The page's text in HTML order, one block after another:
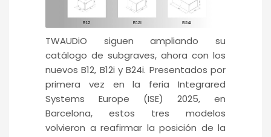
TWAUDiO siguen ampliando su
catálogo de subgraves, ahora con los
nuevos B12, B12i y B24i. Presentados por
primera vez en la feria Integrared
Systems Europe (ISE) 2025, en
Barcelona, estos tres modelos
volvieron a reafirmar la posición de la